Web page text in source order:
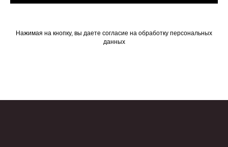
Нажимая на кнопку, вы даете согласие на обработку персональных
данных